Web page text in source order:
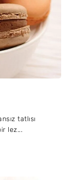
tatlısı
lez...